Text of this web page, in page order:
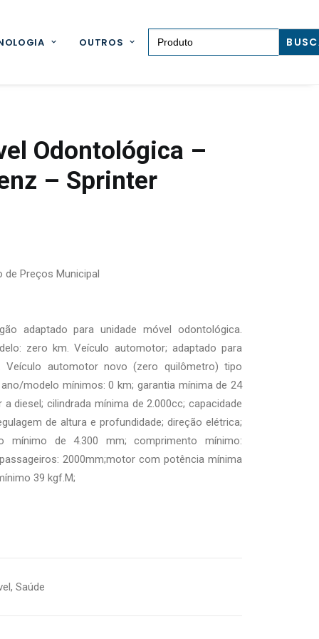
OUTROS
Search for:
Odontológica –
– Sprinter
de Preços Municipal
adaptado para unidade móvel odontológica.
zero km. Veículo automotor; adaptado para
Veículo automotor novo (zero quilômetro) tipo
modelo mínimos: 0 km; garantia mínima de 24
diesel; cilindrada mínima de 2.000cc; capacidade
de altura e profundidade; direção elétrica;
mínimo de 4.300 mm; comprimento mínimo:
2000mm;motor com potência mínima
39 kgf.M;
, Saúde